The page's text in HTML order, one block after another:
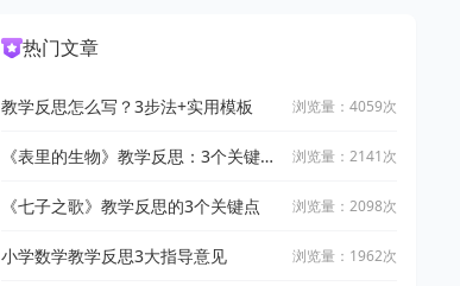
热门文章
教学反思怎么写？3步法+实用模板 浏览量：4059次
《表里的生物》教学反思：3个关键改
浏览量：2141次
《七子之歌》教学反思的3个关键点 浏览量：2098次
小学数学教学反思3大指导意见 浏览量：1962次